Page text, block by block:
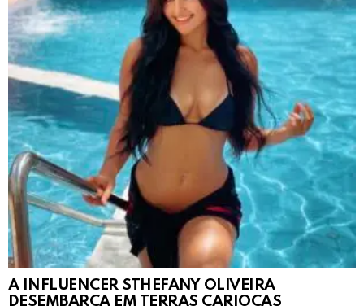
A INFLUENCER STHEFANY OLIVEIRA
DESEMBARCA EM TERRAS CARIOCAS